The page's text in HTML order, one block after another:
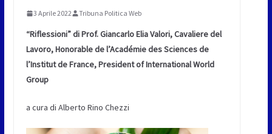
3 Aprile 2022 Tribuna Politica Web
“Riflessioni” di Prof. Giancarlo Elia Valori, Cavaliere del
Lavoro, Honorable de l’Académie des Sciences de
l’Institut de France, President of International World
Group
a cura di Alberto Rino Chezzi